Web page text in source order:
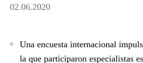
02.06.2020
Una encuesta internacional
la que participaron especialistas